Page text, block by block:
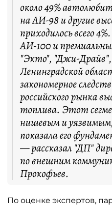
около 49%
на АИ-98 и другие
приходилось всего
АИ-100 и
"Экто", "Джи-Драйв",
Ленинградской
закономерное
российского рынка
топлива. Этот
нишевым и
показала его
— рассказал "ДП"
по внешним
Прокофьев.
По оценке экспертов,